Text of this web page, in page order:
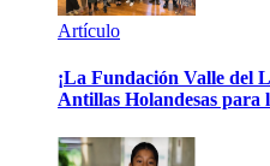
Artículo
¡La Fundación Valle del
Antillas Holandesas para